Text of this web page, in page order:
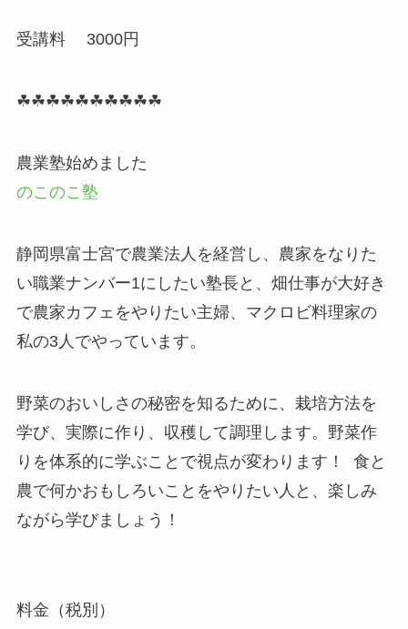
受講料 3000円
☘☘☘☘☘☘☘☘☘☘
農業塾始めました
のこのこ塾
静岡県富士宮で農業法人を経営し、農家をなりた
い職業ナンバー1にしたい塾長と、畑仕事が大好き
で農家カフェをやりたい主婦、マクロビ料理家の
私の3人でやっています。
野菜のおいしさの秘密を知るために、栽培方法を
学び、実際に作り、収穫して調理します。野菜作
りを体系的に学ぶことで視点が変わります！ 食と
農で何かおもしろいことをやりたい人と、楽しみ
ながら学びましょう！
料金（税別）